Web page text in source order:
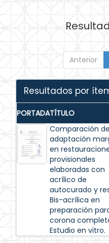
Anterior
Resultados por
PORTADATÍTULO
Comparación
adaptación
en
provisionales
elaboradas con
acrílico de
autocurado y
Bis-acrílica en
preparación
corona
Estudio en vitro.